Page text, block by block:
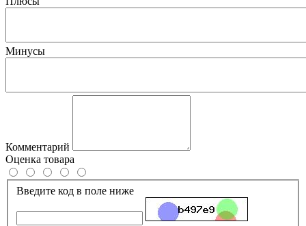
Минусы
Комментарий
Оценка товара
Введите код в поле ниже